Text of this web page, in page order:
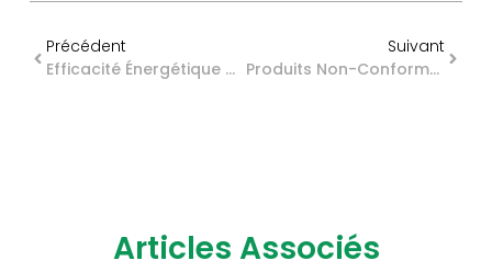
Précédent
Efficacité Énergétique Des Bâtiments Tertiaires Et Résidentiel: Des Calendriers Décalés
Suivant
Produits Non-Conformes : Des Sanctions Renforcées !
Articles Associés